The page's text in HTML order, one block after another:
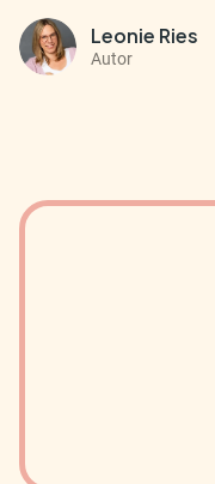
Leonie Ries
Autor